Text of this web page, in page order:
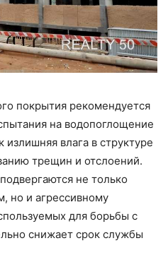
покрытия рекомендуется
на водопоглощение
излишняя влага в структуре
трещин и отслоений.
не только
но и агрессивному
для борьбы с
снижает срок службы